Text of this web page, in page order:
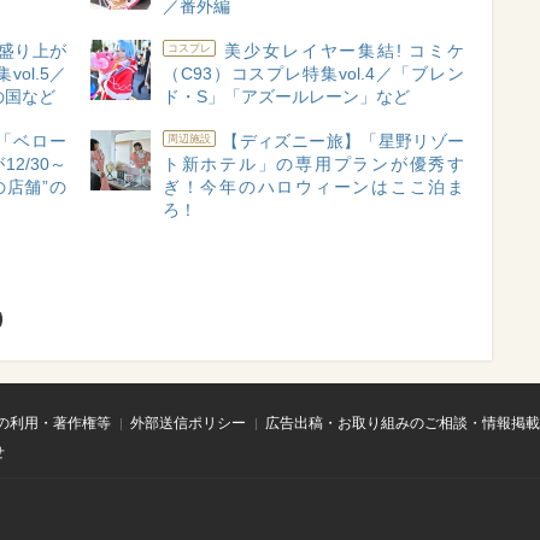
／番外編
り上が
vol.5／
国など
コスプレ
美少女レイヤー集結! コミケ
（C93）コスプレ特集vol.4／「ブレン
ド・S」「アズールレーン」など
ベロー
30～
舗”の
周辺施設
【ディズニー旅】「星野リゾー
ト新ホテル」の専用プランが優秀す
ぎ！今年のハロウィーンはここ泊ま
ろ！
利用・著作権等 外部送信ポリシー
広告出稿・お取り組みのご相談・情報掲